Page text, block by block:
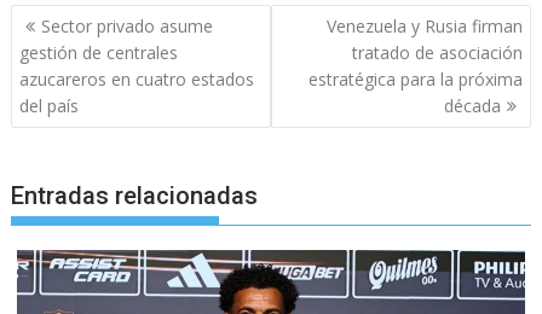
Navegación
de
entradas
Sector privado asume
gestión de centrales
azucareros en cuatro estados
del país
Venezuela y Rusia firman
tratado de asociación
estratégica para la próxima
década
Entradas relacionadas